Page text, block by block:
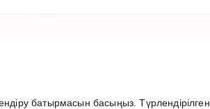
батырмасын басыңыз. Түрлендірілген